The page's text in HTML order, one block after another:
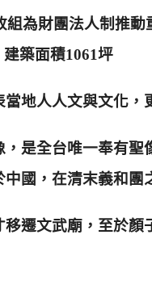
為財團法人制推
築面積1061坪
地人人文與文化，
是全台唯一奉有
國，在清末義和團
遷文武廟，至於